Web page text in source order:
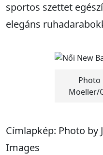
sportos szettet
elegáns
Photo
Moeller/
Címlapkép: Photo by
Images